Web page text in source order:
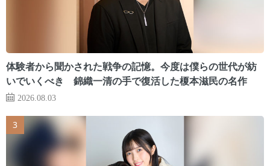
体験者から聞かされた戦争の記憶。今度は僕らの世代が紡
いでいくべき 錦織一清の手で復活した榎本滋民の名作
2026.08.03